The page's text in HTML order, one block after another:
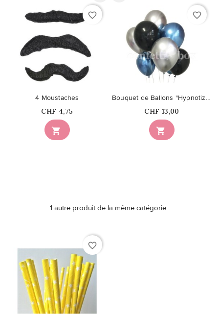
favorite_border

4 Moustaches
Prix
CHF 4,75
favorite_border

Bouquet de Ballons "Hypnotize"
Prix
CHF 13,00
1 autre produit de la même catégorie :
favorite_border